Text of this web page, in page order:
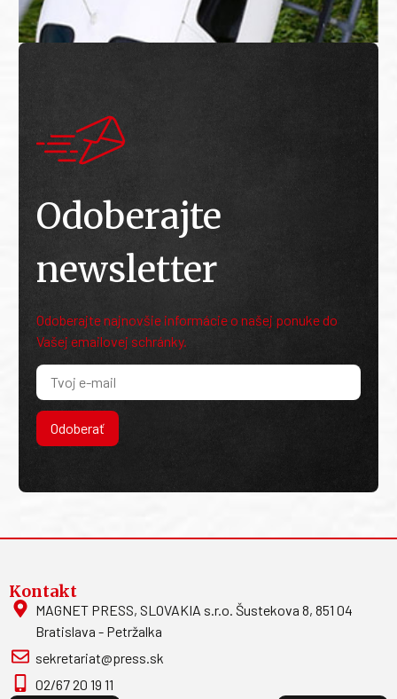
Odoberajte
newsletter
Odoberajte najnovšie informácie o našej ponuke do
Vašej emailovej schránky.
Odoberať
Kontakt
MAGNET PRESS, SLOVAKIA s.r.o. Šustekova 8, 851 04
Bratislava - Petržalka
sekretariat@press.sk
02/67 20 19 11